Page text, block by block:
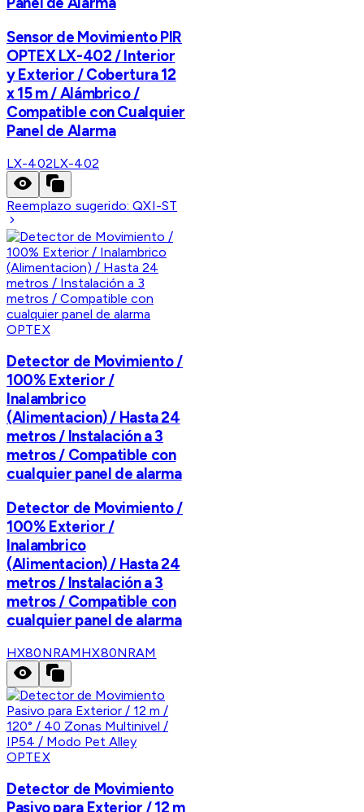
Sensor de Movimiento PIR
OPTEX LX-402 / Interior
y Exterior / Cobertura 12
x 15 m / Alámbrico /
Compatible con Cualquier
Panel de Alarma
LX-402LX-402
Reemplazo sugerido:QXI-ST
OPTEX
Detector de Movimiento /
100% Exterior /
Inalambrico
(Alimentacion) / Hasta 24
metros / Instalación a 3
metros / Compatible con
cualquier panel de alarma
Detector de Movimiento /
100% Exterior /
Inalambrico
(Alimentacion) / Hasta 24
metros / Instalación a 3
metros / Compatible con
cualquier panel de alarma
HX80NRAMHX80NRAM
OPTEX
Detector de Movimiento
Pasivo para Exterior / 12 m